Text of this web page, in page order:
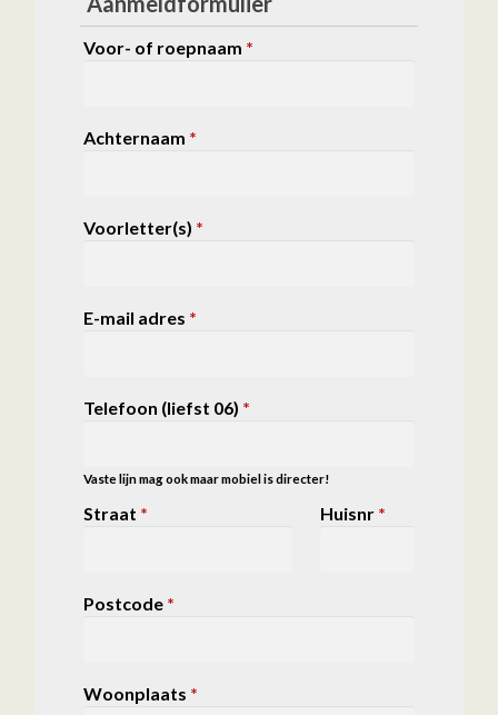
Voor- of roepnaam *
Achternaam *
Voorletter(s) *
E-mail adres *
Telefoon (liefst 06) *
Vaste lijn mag ook maar mobiel is directer!
Straat * Huisnr *
Postcode *
Woonplaats *